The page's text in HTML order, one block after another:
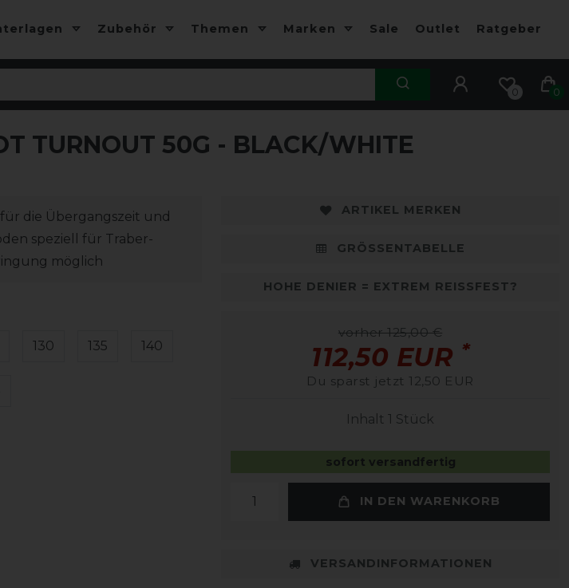
Zubehör Themen Marken Sale Outlet Ratgeber
0 0
TURNOUT 50G - BLACK/WHITE
die Übergangszeit und
speziell für Traber-
möglich
130 135 140
ARTIKEL MERKEN
GRÖSSENTABELLE
HOHE DENIER = EXTREM REISSFEST?
vorher 125,00 €
112,50 EUR *
Du sparst jetzt 12,50 EUR
Inhalt 1 Stück
sofort versandfertig
IN DEN WARENKORB
VERSANDINFORMATIONEN